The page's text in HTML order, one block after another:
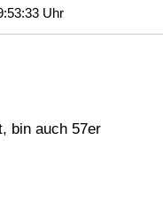
Uhr
bin auch 57er